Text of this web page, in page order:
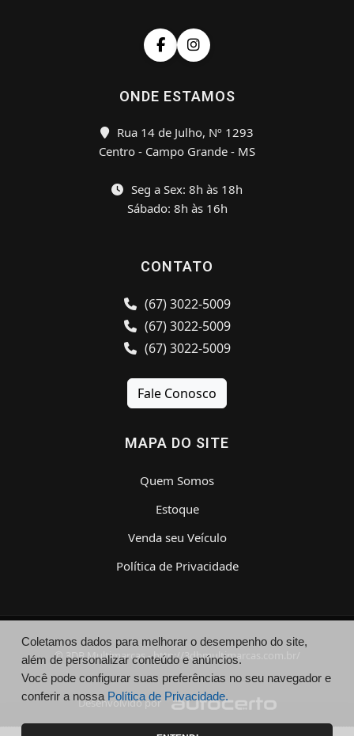
ONDE ESTAMOS
Rua 14 de Julho, Nº 1293
Centro - Campo Grande - MS
Seg a Sex: 8h às 18h
Sábado: 8h às 16h
CONTATO
(67) 3022-5009
(67) 3022-5009
(67) 3022-5009
Fale Conosco
MAPA DO SITE
Quem Somos
Estoque
Venda seu Veículo
Política de Privacidade
© 3DB Multimarcas - http://3dbmultimarcas.com.br/
Desenvolvido por
Coletamos dados para melhorar o desempenho do site,
além de personalizar conteúdo e anúncios.
Você pode configurar suas preferências no seu navegador e
conferir a nossa Política de Privacidade.